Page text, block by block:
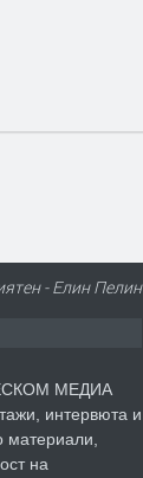
- Елин Пелин
ЕСКОМ МЕДИА
интервюта и
материали,
на